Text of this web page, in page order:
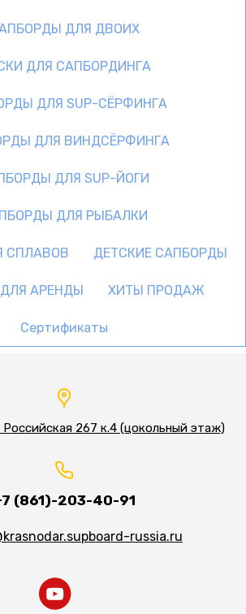
ДЛЯ ДВОИХ
ДЛЯ САПБОРДИНГА
ДЛЯ SUP-СЁРФИНГА
ДЛЯ ВИНДСЁРФИНГА
ДЛЯ SUP-ЙОГИ
ДЛЯ РЫБАЛКИ
СПЛАВОВ ДЕТСКИЕ САПБОРДЫ
АРЕНДЫ ХИТЫ ПРОДАЖ
Сертификаты
Российская 267 к.4 (цокольный этаж)
(861)-203-40-91
russia.ru